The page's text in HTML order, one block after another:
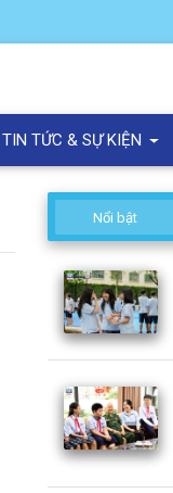
TIN TỨC & SỰ KIỆN
Nổi bật